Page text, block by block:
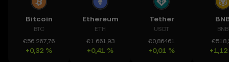
Bitcoin
BTC
€56 267,76
+0,32 %
Ethereum
ETH
€1 661,93
+0,41 %
Tether
USDT
€0,86461
+0,01 %
BNB